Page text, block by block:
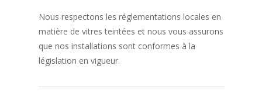
Nous respectons les réglementations locales en
matière de vitres teintées et nous vous assurons
que nos installations sont conformes à la
législation en vigueur.